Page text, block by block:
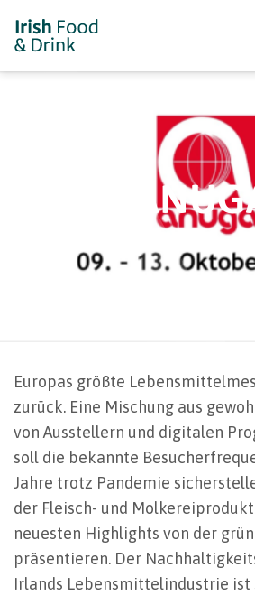
Europas größte
zurück. Eine Mischung aus
von Ausstellern und digitalen
soll die bekannte
Jahre trotz Pandemie
der Fleisch- und
neuesten Highlights von der
präsentieren. Der
Irlands Lebensmittelindustrie ist